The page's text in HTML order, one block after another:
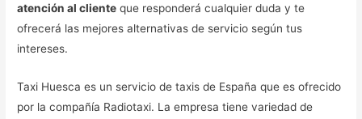
atención al cliente que responderá cualquier duda y te
ofrecerá las mejores alternativas de servicio según tus
intereses.
Taxi Huesca es un servicio de taxis de España que es ofrecido
por la compañía Radiotaxi. La empresa tiene variedad de